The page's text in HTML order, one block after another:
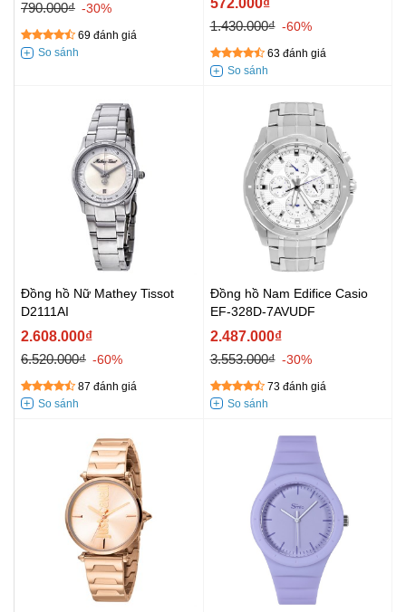
790.000₫ -30%
69 đánh giá
572.000₫
1.430.000₫ -60%
63 đánh giá
Đồng hồ Nữ Mathey Tissot
D2111AI
2.608.000₫
6.520.000₫ -60%
87 đánh giá
Đồng hồ Nam Edifice Casio
EF-328D-7AVUDF
2.487.000₫
3.553.000₫ -30%
73 đánh giá